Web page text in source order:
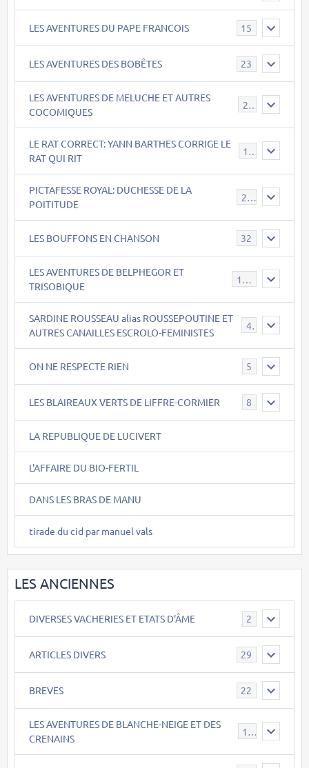
LES AVENTURES DU PAPE FRANCOIS 15
LES AVENTURES DES BOBÊTES 23
LES AVENTURES DE MELUCHE ET AUTRES
COCOMIQUES
22
LE RAT CORRECT: YANN BARTHES CORRIGE LE
RAT QUI RIT
15
PICTAFESSE ROYAL: DUCHESSE DE LA
POITITUDE
23
LES BOUFFONS EN CHANSON 32
LES AVENTURES DE BELPHEGOR ET
TRISOBIQUE
147
SARDINE ROUSSEAU alias ROUSSEPOUTINE ET
AUTRES CANAILLES ESCROLO-FEMINISTES
40
ON NE RESPECTE RIEN 5
LES BLAIREAUX VERTS DE LIFFRE-CORMIER 8
LA REPUBLIQUE DE LUCIVERT
L'AFFAIRE DU BIO-FERTIL
DANS LES BRAS DE MANU
tirade du cid par manuel vals
LES ANCIENNES
DIVERSES VACHERIES ET ETATS D'ÂME 2
ARTICLES DIVERS 29
BREVES 22
LES AVENTURES DE BLANCHE-NEIGE ET DES
CRENAINS
17